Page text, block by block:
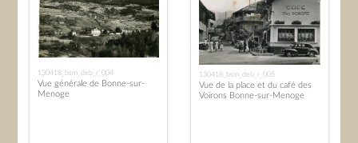
130418_bsm_deb_r_004
Vue générale de Bonne-sur-
Menoge
130418_bsm_deb_r_005
Vue de la place et du café des
Voirons Bonne-sur-Menoge